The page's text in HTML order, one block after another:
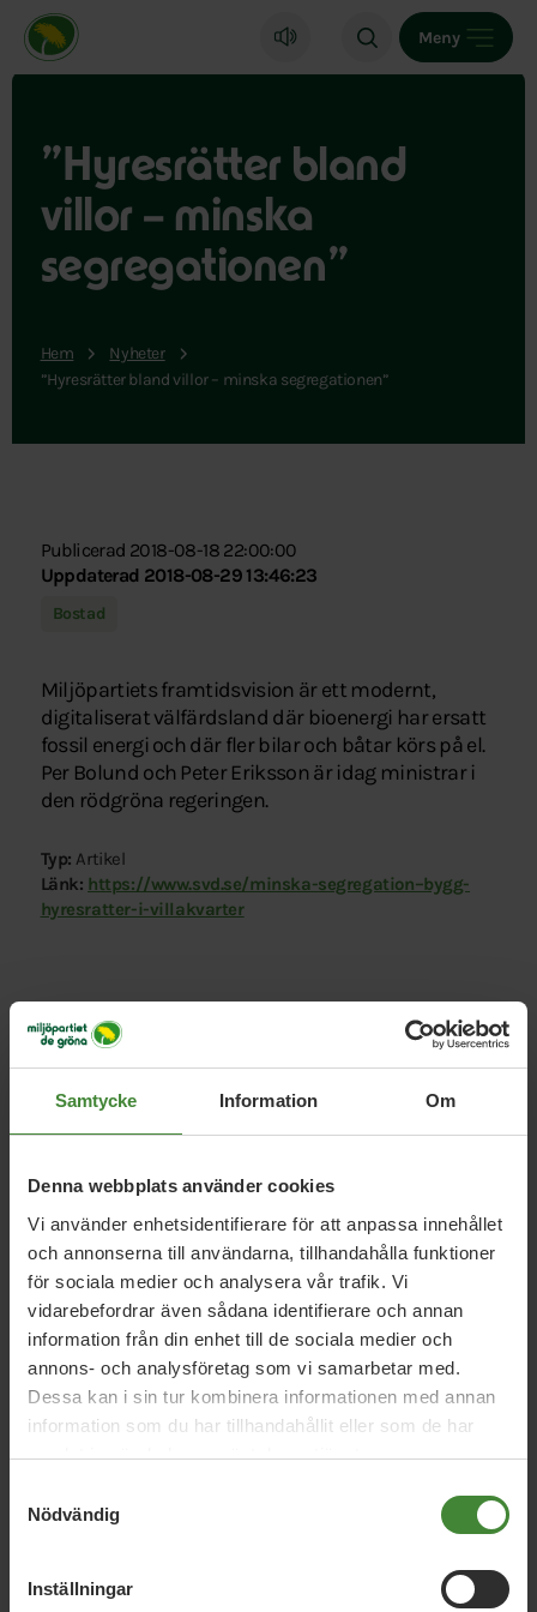
Samtycke Information Om
Denna webbplats använder cookies
Vi använder enhetsidentifierare för att anpassa innehållet
och annonserna till användarna, tillhandahålla funktioner
för sociala medier och analysera vår trafik. Vi
vidarebefordrar även sådana identifierare och annan
information från din enhet till de sociala medier och
annons- och analysföretag som vi samarbetar med.
Dessa kan i sin tur kombinera informationen med annan
information som du har tillhandahållit eller som de har
samlat in när du har använt deras tjänster.
Nödvändig
Inställningar
Miljöpartiet de gröna, startsida
Meny
”Hyresrätter bland
villor – minska
segregationen”
Hem
Nyheter
”Hyresrätter bland villor – minska segregationen”
Publicerad 2018-08-18 22:00:00
Uppdaterad 2018-08-29 13:46:23
Bostad
Miljöpartiets framtidsvision är ett modernt,
digitaliserat välfärdsland där bioenergi har ersatt
fossil energi och där fler bilar och båtar körs på el.
Per Bolund och Peter Eriksson är idag ministrar i
den rödgröna regeringen.
Typ: Artikel
Länk: https://www.svd.se/minska-segregation–bygg-
hyresratter-i-villakvarter
Relaterade nyheter
17 november 2021
Skydda hyresgäster från chockhöjd hyra
17 september 2021
Segregation gör hela samhället mer
otryggt
21 juni 2021
statsministern